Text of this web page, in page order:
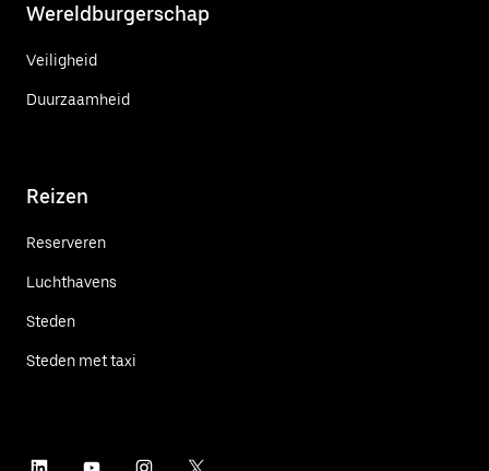
Wereldburgerschap
Veiligheid
Duurzaamheid
Reizen
Reserveren
Luchthavens
Steden
Steden met taxi